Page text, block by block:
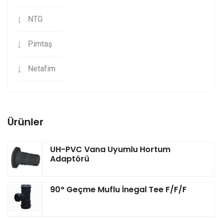
NTG
Pimtaş
Netafim
Ürünler
UH-PVC Vana Uyumlu Hortum
Adaptörü
90° Geçme Muflu İnegal Tee F/F/F